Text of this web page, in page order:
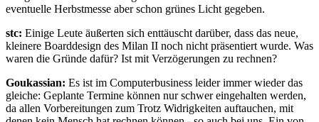
eventuelle Herbstmesse aber schon grünes Licht gegeben.
stc: Einige Leute äußerten sich enttäuscht darüber, dass das neue,
kleinere Boarddesign des Milan II noch nicht präsentiert wurde. Was
waren die Gründe dafür? Ist mit Verzögerungen zu rechnen?
Goukassian: Es ist im Computerbusiness leider immer wieder das
gleiche: Geplante Termine können nur schwer eingehalten werden,
da allen Vorbereitungen zum Trotz Widrigkeiten auftauchen, mit